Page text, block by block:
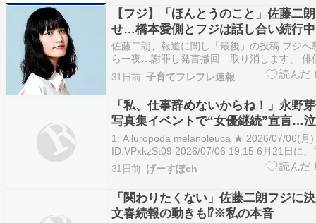
【フジ】「ほんとうのこと」佐藤二
せ…橋本愛側とフジは話し合い続行
後のキャリアに関する話も
佐藤二朗、報道に関し「最後」の投稿 フジへ
ら一夜…謝罪し発言撤回「取り消します」 俳
（57）が8日、Xを更新し、女優の橋本愛（
レビ系ドラマ「夫婦別姓刑事」（6月23日最
一連の報道について「… （出典：スポニチア
（出…
31日前 子育てフレフレ速報
「私、仕事辞めないからね！」永野
写真集イベントで“女優継続”宣言…
ァンを励まし、新たな作品の示唆も
1: Ailuropoda melanoleuca ★ 2026/07/06(月
ID:VPxkzSt09 2026/07/06 19:15 6月21日に、
＆スタイルブック スペシャルBOX『
（SDP）を発売した永野芽郁（…
31日前 げーすぽch
「関わりたくない」佐藤二朗フジに
文春続報の動きも⁉※私の本音